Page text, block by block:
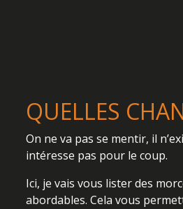
QUELLES
On ne va pas se mentir, il
intéresse pas pour le coup.
Ici, je vais vous lister des
abordables. Cela vous